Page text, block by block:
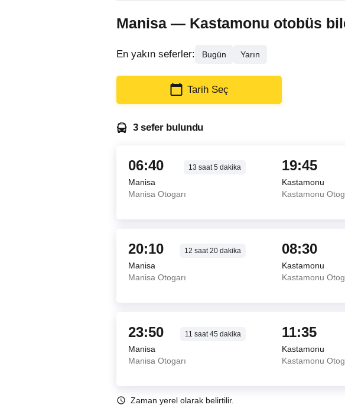
Manisa — Kastamonu otobüs
En yakın seferler: Bugün Yarın
Tarih Seç
3 sefer bulundu
06:40 13 saat5 dakika
Manisa
Manisa Otogarı
19:45
Kastamonu
Kastamonu
20:10 12 saat20 dakika
Manisa
Manisa Otogarı
08:30
Kastamonu
Kastamonu
23:50 11 saat45 dakika
Manisa
Manisa Otogarı
11:35
Kastamonu
Kastamonu
Zaman yerel olarak belirtilir.